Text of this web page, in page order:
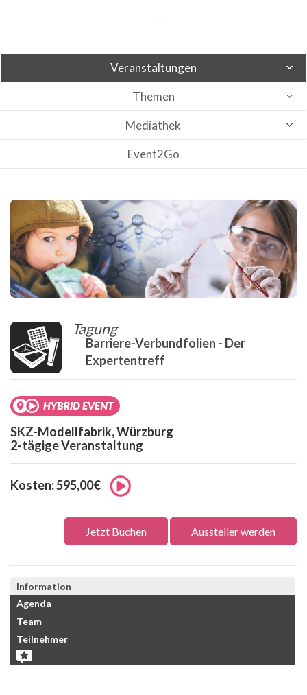
Veranstaltungen
Themen
Mediathek
Event2Go
Tagung
Barriere-Verbundfolien - Der
Expertentreff
SKZ-Modellfabrik, Würzburg
2-tägige Veranstaltung
Kosten: 595,00€
Jetzt Buchen Aussteller werden
Information
Agenda
Team
Teilnehmer